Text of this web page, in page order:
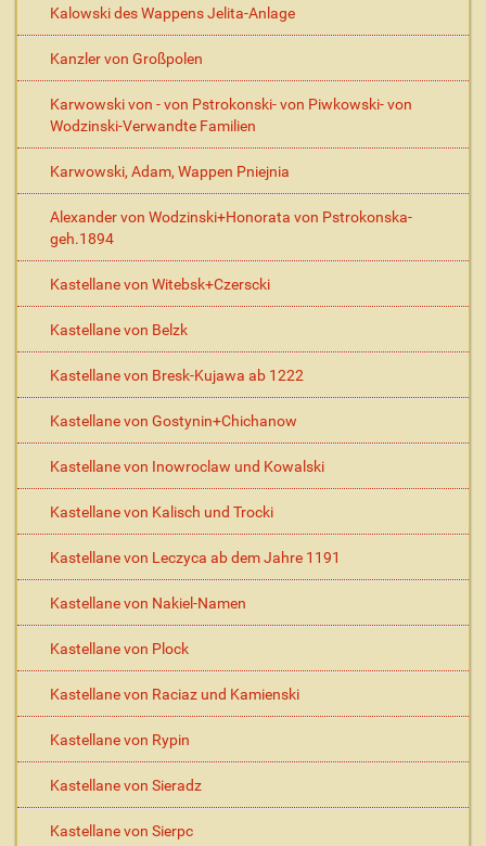
Kalowski des Wappens Jelita-Anlage
Kanzler von Großpolen
Karwowski von - von Pstrokonski- von Piwkowski- von
Wodzinski-Verwandte Familien
Karwowski, Adam, Wappen Pniejnia
Alexander von Wodzinski+Honorata von Pstrokonska-
geh.1894
Kastellane von Witebsk+Czerscki
Kastellane von Belzk
Kastellane von Bresk-Kujawa ab 1222
Kastellane von Gostynin+Chichanow
Kastellane von Inowroclaw und Kowalski
Kastellane von Kalisch und Trocki
Kastellane von Leczyca ab dem Jahre 1191
Kastellane von Nakiel-Namen
Kastellane von Plock
Kastellane von Raciaz und Kamienski
Kastellane von Rypin
Kastellane von Sieradz
Kastellane von Sierpc